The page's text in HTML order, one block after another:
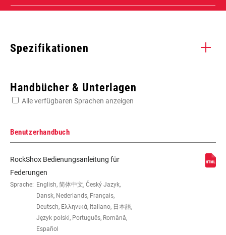
Spezifikationen
SCHUTZBLECH-
KOMPATIBILITÄT
WEIGHT (G) 1428
Handbücher & Unterlagen
Alle verfügbaren Sprachen anzeigen
Benutzerhandbuch
RockShox Bedienungsanleitung für
Federungen
Sprache: English, 简体中文, Český Jazyk,
Dansk, Nederlands, Français,
Deutsch, Ελληνικά, Italiano, 日本語,
Język polski, Português, Română,
Español